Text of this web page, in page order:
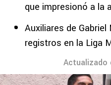
que impresionó a la
Auxiliares de
registros en la Liga
Actualizado